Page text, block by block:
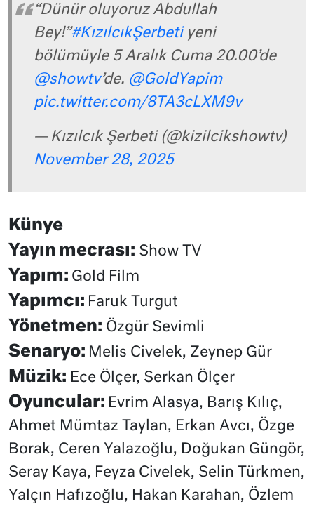
“Dünür oluyoruz Abdullah
Bey!”#KızılcıkŞerbetiyeni
bölümüyle 5 Aralık Cuma 20.00’de
@showtv’de. @GoldYapim
pic.twitter.com/8TA3cLXM9v
— Kızılcık Şerbeti (@kizilcikshowtv)
November 28, 2025
Künye
Yayın mecrası: Show TV
Yapım: Gold Film
Yapımcı: Faruk Turgut
Yönetmen: Özgür Sevimli
Senaryo: Melis Civelek, Zeynep Gür
Müzik: Ece Ölçer, Serkan Ölçer
Oyuncular: Evrim Alasya, Barış Kılıç,
Ahmet Mümtaz Taylan, Erkan Avcı, Özge
Borak, Ceren Yalazoğlu, Doğukan Güngör,
Seray Kaya, Feyza Civelek, Selin Türkmen,
Yalçın Hafızoğlu, Hakan Karahan, Özlem